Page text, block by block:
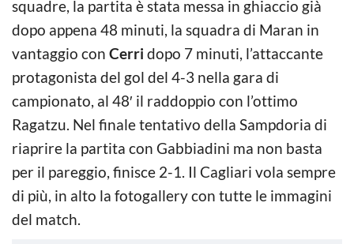
squadre, la partita è stata messa in ghiaccio già
dopo appena 48 minuti, la squadra di Maran in
vantaggio con Cerri dopo 7 minuti, l’attaccante
protagonista del gol del 4-3 nella gara di
campionato, al 48′ il raddoppio con l’ottimo
Ragatzu. Nel finale tentativo della Sampdoria di
riaprire la partita con Gabbiadini ma non basta
per il pareggio, finisce 2-1. Il Cagliari vola sempre
di più, in alto la fotogallery con tutte le immagini
del match.